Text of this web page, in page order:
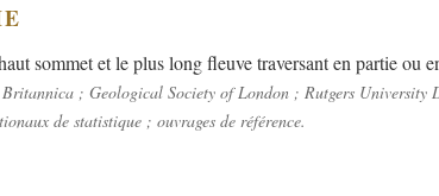
sommet et le plus long fleuve traversant en partie ou
; Geological Society of London ; Rutgers University
de statistique ; ouvrages de référence.